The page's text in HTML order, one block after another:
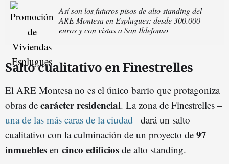
Así son los futuros pisos de alto standing del
ARE Montesa en Esplugues: desde 300.000
euros y con vistas a San Ildefonso
Salto cualitativo en Finestrelles
El ARE Montesa no es el único barrio que protagoniza
obras de carácter residencial. La zona de Finestrelles –
una de las más caras de la ciudad– dará un salto
cualitativo con la culminación de un proyecto de 97
inmuebles en cinco edificios de alto standing.